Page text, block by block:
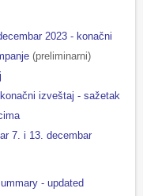
2023 - konačni
(preliminarni)
izveštaj - sažetak
7. i 13. decembar
- updated